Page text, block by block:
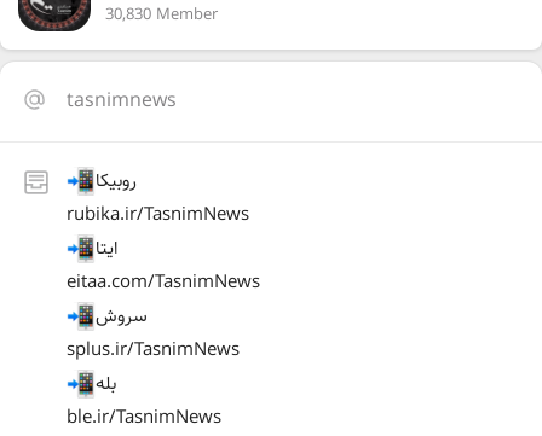
30,830 Member
tasnimnews
روبیکا
rubika.ir/TasnimNews
ایتا
eitaa.com/TasnimNews
سروش
splus.ir/TasnimNews
بله
ble.ir/TasnimNews